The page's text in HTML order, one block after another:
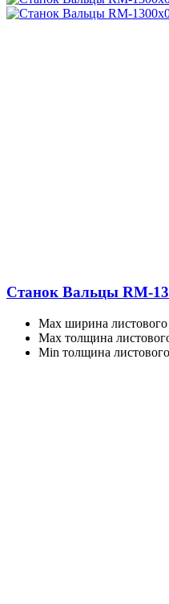
Станок Вальцы RM-
Max ширина
Max толщина
Min толщина